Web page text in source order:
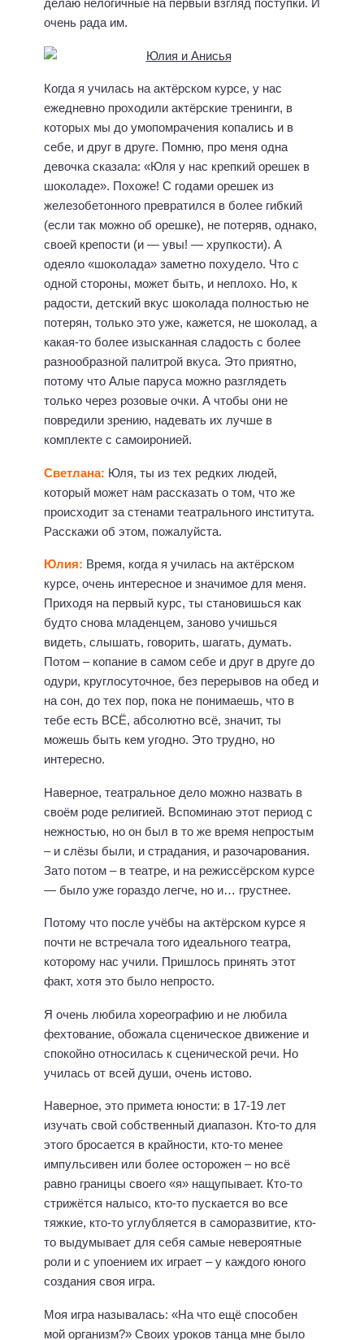
делаю нелогичные на первый взгляд поступки. И
очень рада им.
Когда я училась на актёрском курсе, у нас
ежедневно проходили актёрские тренинги, в
которых мы до умопомрачения копались и в
себе, и друг в друге. Помню, про меня одна
девочка сказала: «Юля у нас крепкий орешек в
шоколаде». Похоже! С годами орешек из
железобетонного превратился в более гибкий
(если так можно об орешке), не потеряв, однако,
своей крепости (и — увы! — хрупкости). А
одеяло «шоколада» заметно похудело. Что с
одной стороны, может быть, и неплохо. Но, к
радости, детский вкус шоколада полностью не
потерян, только это уже, кажется, не шоколад, а
какая-то более изысканная сладость с более
разнообразной палитрой вкуса. Это приятно,
потому что Алые паруса можно разглядеть
только через розовые очки. А чтобы они не
повредили зрению, надевать их лучше в
комплекте с самоиронией.
Светлана: Юля, ты из тех редких людей,
который может нам рассказать о том, что же
происходит за стенами театрального института.
Расскажи об этом, пожалуйста.
Юлия: Время, когда я училась на актёрском
курсе, очень интересное и значимое для меня.
Приходя на первый курс, ты становишься как
будто снова младенцем, заново учишься
видеть, слышать, говорить, шагать, думать.
Потом – копание в самом себе и друг в друге до
одури, круглосуточное, без перерывов на обед и
на сон, до тех пор, пока не понимаешь, что в
тебе есть ВСЁ, абсолютно всё, значит, ты
можешь быть кем угодно. Это трудно, но
интересно.
Наверное, театральное дело можно назвать в
своём роде религией. Вспоминаю этот период с
нежностью, но он был в то же время непростым
– и слёзы были, и страдания, и разочарования.
Зато потом – в театре, и на режиссёрском курсе
— было уже гораздо легче, но и… грустнее.
Потому что после учёбы на актёрском курсе я
почти не встречала того идеального театра,
которому нас учили. Пришлось принять этот
факт, хотя это было непросто.
Я очень любила хореографию и не любила
фехтование, обожала сценическое движение и
спокойно относилась к сценической речи. Но
училась от всей души, очень истово.
Наверное, это примета юности: в 17-19 лет
изучать свой собственный диапазон. Кто-то для
этого бросается в крайности, кто-то менее
импульсивен или более осторожен – но всё
равно границы своего «я» нащупывает. Кто-то
стрижётся налысо, кто-то пускается во все
тяжкие, кто-то углубляется в саморазвитие, кто-
то выдумывает для себя самые невероятные
роли и с упоением их играет – у каждого юного
создания своя игра.
Моя игра называлась: «На что ещё способен
мой организм?» Своих уроков танца мне было